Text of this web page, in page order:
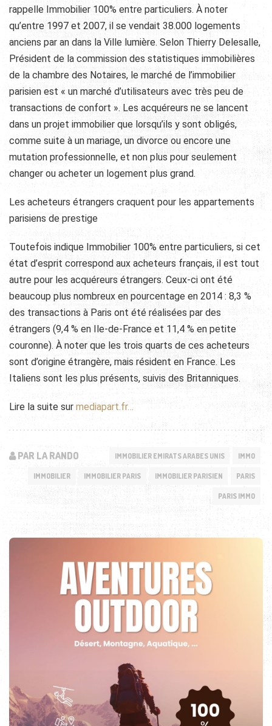
rappelle Immobilier 100% entre particuliers. À noter
qu’entre 1997 et 2007, il se vendait 38.000 logements
anciens par an dans la Ville lumière. Selon Thierry Delesalle,
Président de la commission des statistiques immobilières
de la chambre des Notaires, le marché de l’immobilier
parisien est « un marché d’utilisateurs avec très peu de
transactions de confort ». Les acquéreurs ne se lancent
dans un projet immobilier que lorsqu’ils y sont obligés,
comme suite à un mariage, un divorce ou encore une
mutation professionnelle, et non plus pour seulement
changer ou acheter un logement plus grand.
Les acheteurs étrangers craquent pour les appartements
parisiens de prestige
Toutefois indique Immobilier 100% entre particuliers, si cet
état d’esprit correspond aux acheteurs français, il est tout
autre pour les acquéreurs étrangers. Ceux-ci ont été
beaucoup plus nombreux en pourcentage en 2014 : 8,3 %
des transactions à Paris ont été réalisées par des
étrangers (9,4 % en Ile-de-France et 11,4 % en petite
couronne). À noter que les trois quarts de ces acheteurs
sont d’origine étrangère, mais résident en France. Les
Italiens sont les plus présents, suivis des Britanniques.
Lire la suite sur mediapart.fr…
PAR LA RANDO IMMOBILIER EMIRATS ARABES UNIS IMMO
IMMOBILIER IMMOBILIER PARIS IMMOBILIER PARISIEN PARIS
PARIS IMMO